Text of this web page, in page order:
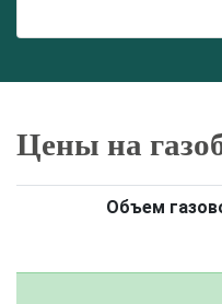
Цены на
Объем